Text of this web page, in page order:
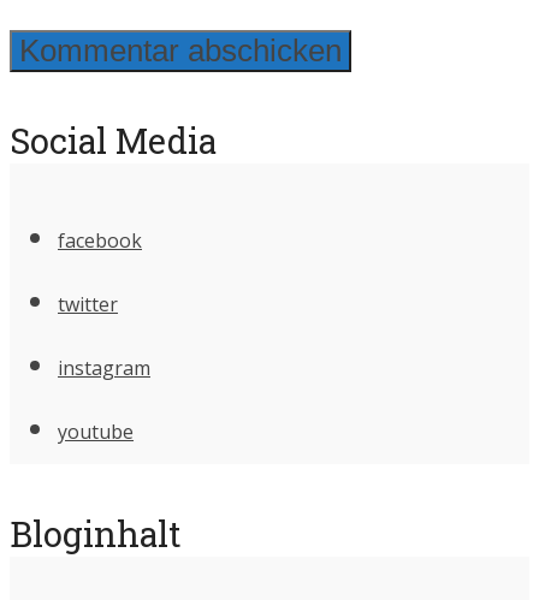
Social Media
facebook
twitter
instagram
youtube
Bloginhalt